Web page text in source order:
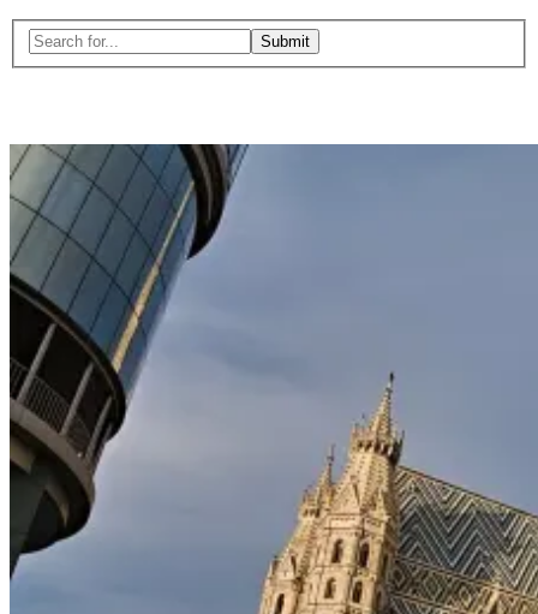
MenuSearch
for: